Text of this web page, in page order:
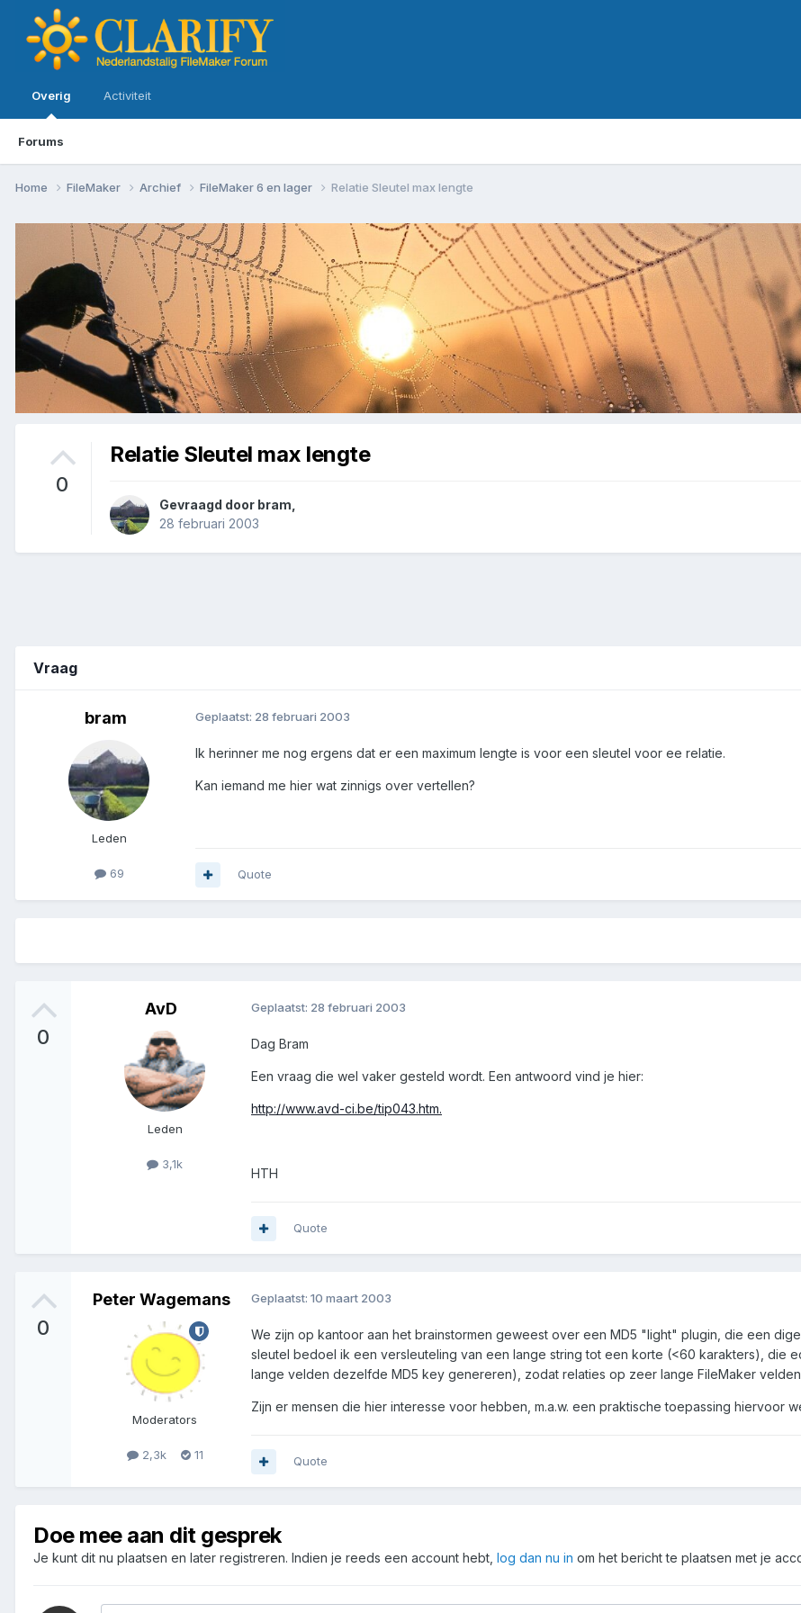
Overig
Forums
Activiteit
Home FileMaker Archief FileMaker 6 en lager Relatie Sleutel max lengte
0
Relatie Sleutel max lengte
Gevraagd door bram
28 februari 2003
Vraag
bram
Leden
69
Geplaatst: 28 februari 2003
Ik herinner me nog ergens dat er een maximum lengte is voor een sleutel voor ee relatie.
Kan iemand me hier wat zinnigs over vertellen?
Quote
0
AvD
Leden
3,1k
Geplaatst: 28 februari 2003
Dag Bram
Een vraag die wel vaker gesteld wordt. Een antwoord vind je hier:
http://www.avd-ci.be/tip043.htm.
HTH
Quote
0
Peter Wagemans
Moderators
2,3k 11
Geplaatst: 10 maart 2003
We zijn op kantoor aan het brainstormen geweest over een MD5 "light" plugin, die een
sleutel bedoel ik een versleuteling van een lange string tot een korte (<60 karakters), die
lange velden dezelfde MD5 key genereren), zodat relaties op zeer lange FileMaker
Zijn er mensen die hier interesse voor hebben, m.a.w. een praktische toepassing hiervoor
Quote
Doe mee aan dit gesprek
Je kunt dit nu plaatsen en later registreren. Indien je reeds een account hebt, log dan nu in om het bericht te plaatsen met je